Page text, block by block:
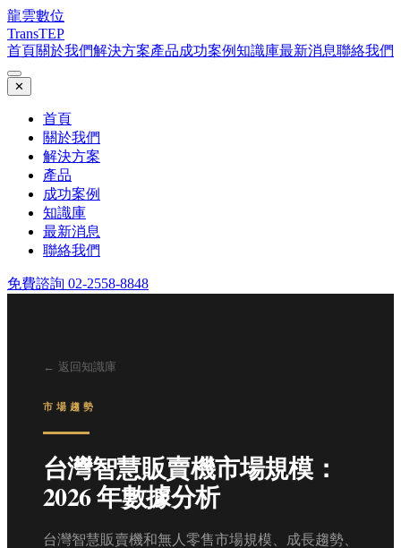
龍雲數位
TransTEP
首頁關於我們解決方案產品成功案例知識庫最新消息聯絡我們
✕
首頁
關於我們
解決方案
產品
成功案例
知識庫
最新消息
聯絡我們
免費諮詢 02-2558-8848
← 返回知識庫
市場趨勢
台灣智慧販賣機市場規模：
2026 年數據分析
台灣智慧販賣機和無人零售市場規模、成長趨勢、